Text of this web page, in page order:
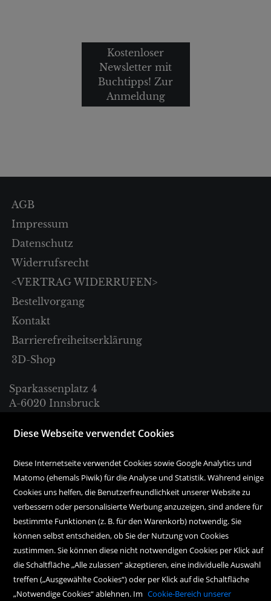
Kostenloser
Newsletter mit
Buchtipps! Zur
Anmeldung
AGB
Impressum
Datenschutz
Widerrufsrecht
<VERTRAG WIDERRUFEN>
Bestellvorgang
Kontakt
Barrierefreiheitserklärung
3D-Shop
Sparkassenplatz 4
A-6020 Innsbruck
Tel. +43 512 57 18 18
bestellung@haymonbuchhandlung.at
Montag bis Freitag:
10.00 Uhr bis 18.00 Uhr
Diese Webseite verwendet Cookies
Diese Internetseite verwendet Cookies sowie Google Analytics und
Matomo (ehemals Piwik) für die Analyse und Statistik. Während einige
Cookies uns helfen, die Benutzerfreundlichkeit unserer Website zu
verbessern oder personalisierte Werbung anzuzeigen, sind andere für
bestimmte Funktionen (z. B. für den Warenkorb) notwendig. Sie
können selbst entscheiden, ob Sie der Nutzung von Cookies
zustimmen. Sie können diese nicht notwendigen Cookies per Klick auf
die Schaltfläche „Alle zulassen“ akzeptieren, eine individuelle Auswahl
treffen („Ausgewählte Cookies“) oder per Klick auf die Schaltfläche
„Notwendige Cookies“ ablehnen. Im Cookie-Bereich unserer